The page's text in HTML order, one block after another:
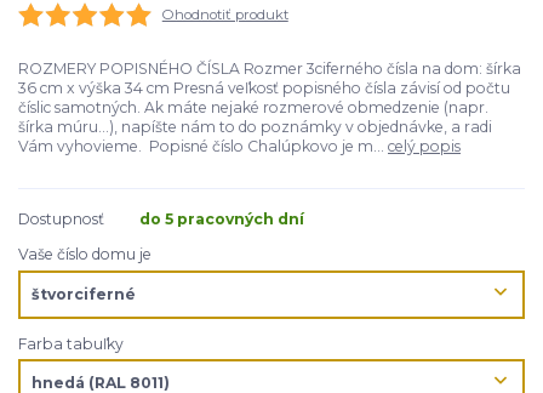
Ohodnotiť produkt
ROZMERY POPISNÉHO ČÍSLA Rozmer 3ciferného čísla na dom: šírka
36 cm x výška 34 cm Presná veľkosť popisného čísla závisí od počtu
číslic samotných. Ak máte nejaké rozmerové obmedzenie (napr.
šírka múru...), napíšte nám to do poznámky v objednávke, a radi
Vám vyhovieme. Popisné číslo Chalúpkovo je m... celý popis
Dostupnosť
do 5 pracovných dní
Vaše číslo domu je
Farba tabuľky